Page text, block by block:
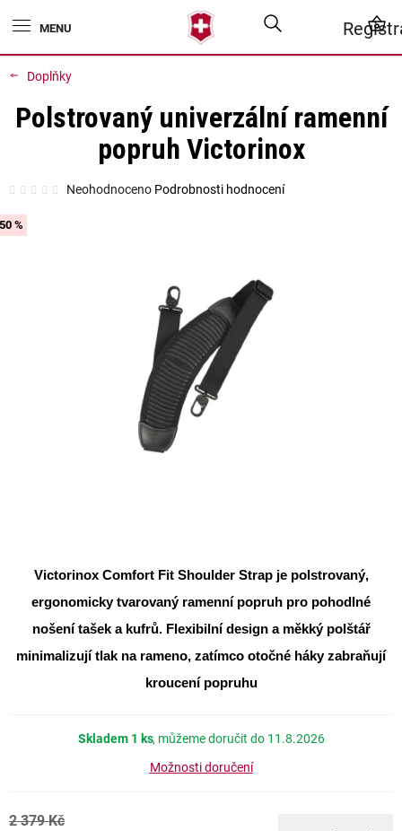
na
Doplňky
Victorinox Comfort Fit Shoulder Strapje polstrovaný,
ergonomicky tvarovaný ramenní popruh pro pohodlné
nošení tašek a kufrů. Flexibilní design a měkký polštář
minimalizují tlak na rameno, zatímco otočné háky zabraňují
kroucení popruhu
Skladem 1 ks
11.8.2026
Možnosti doručení
2 379 Kč
Polstrovaný univerzální ramenní
popruh Victorinox
Průměrné
hodnocení
Neohodnoceno Podrobnosti hodnocení
50 %